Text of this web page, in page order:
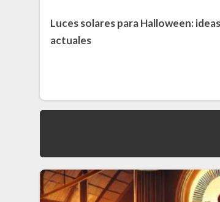
Luces solares para Halloween:
actuales